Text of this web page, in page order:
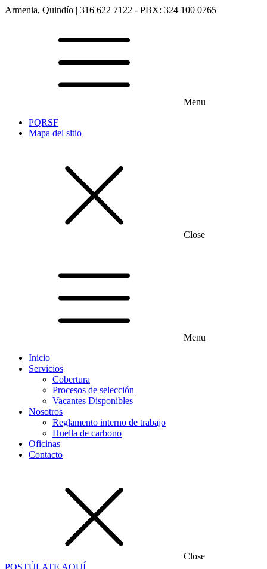
Armenia, Quindío | 316 622 7122 - PBX: 324 100 0765
Menu
PQRSF
Mapa del sitio
Close
Menu
Inicio
Servicios
Cobertura
Procesos de selección
Vacantes Disponibles
Nosotros
Reglamento interno de trabajo
Huella de carbono
Oficinas
Contacto
Close
POSTÚLATE AQUÍ